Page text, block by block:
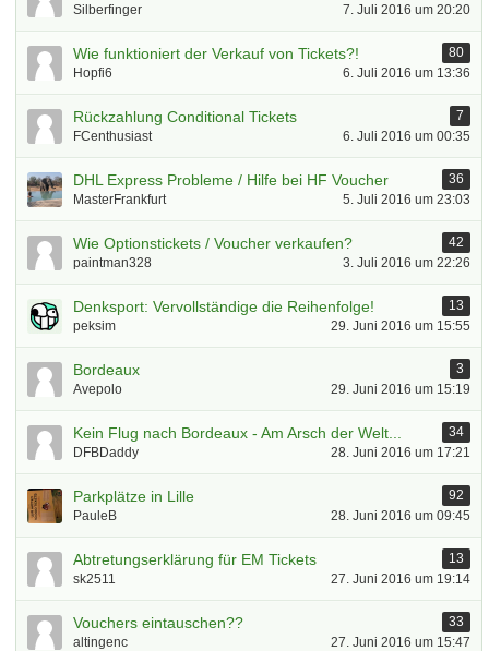
Silberfinger
7. Juli 2016 um 20:20
Wie funktioniert der Verkauf von Tickets?!
80
Hopfi6
6. Juli 2016 um 13:36
Rückzahlung Conditional Tickets
7
FCenthusiast
6. Juli 2016 um 00:35
DHL Express Probleme / Hilfe bei HF Voucher
36
MasterFrankfurt
5. Juli 2016 um 23:03
Wie Optionstickets / Voucher verkaufen?
42
paintman328
3. Juli 2016 um 22:26
Denksport: Vervollständige die Reihenfolge!
13
peksim
29. Juni 2016 um 15:55
Bordeaux
3
Avepolo
29. Juni 2016 um 15:19
Kein Flug nach Bordeaux - Am Arsch der Welt...
34
DFBDaddy
28. Juni 2016 um 17:21
Parkplätze in Lille
92
PauleB
28. Juni 2016 um 09:45
Abtretungserklärung für EM Tickets
13
sk2511
27. Juni 2016 um 19:14
Vouchers eintauschen??
33
altingenc
27. Juni 2016 um 15:47